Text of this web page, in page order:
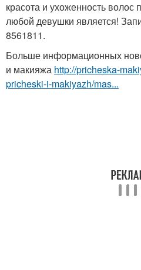
красота и ухоженность
любой девушки является!
8561811.
Больше информационных
и макияжа http://pricheska-
pricheski-i-makiyazh/mas...